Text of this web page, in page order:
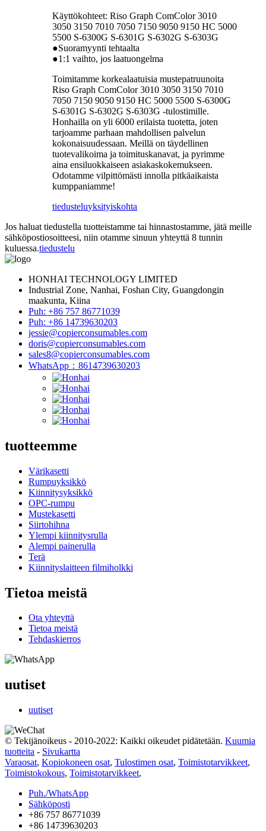
Käyttökohteet: Riso Graph ComColor 3010
3050 3150 7010 7050 7150 9050 9150 HC 5000
5500 S-6300G S-6301G S-6302G S-6303G
●Suoramyynti tehtaalta
●1:1 vaihto, jos laatuongelma
Toimitamme korkealaatuisia mustepatruunoita
Riso Graph ComColor 3010 3050 3150 7010
7050 7150 9050 9150 HC 5000 5500 S-6300G
S-6301G S-6302G S-6303G -tulostimille.
Honhailla on yli 6000 erilaista tuotetta, joten
tarjoamme parhaan mahdollisen palvelun
kokonaisuudessaan. Meillä on täydellinen
tuotevalikoima ja toimituskanavat, ja pyrimme
aina ensiluokkaiseen asiakaskokemukseen.
Odotamme vilpittömästi innolla pitkäaikaista
kumppaniamme!
tiedusteluyksityiskohta
Jos haluat tiedustella tuotteistamme tai hinnastostamme, jätä meille
sähköpostiosoitteesi, niin otamme sinuun yhteyttä 8 tunnin
kuluessa.tiedustelu
HONHAI TECHNOLOGY LIMITED
Industrial Zone, Nanhai, Foshan City, Guangdongin
maakunta, Kiina
Puh: +86 757 86771039
Puh: +86 14739630203
jessie@copierconsumables.com
doris@copierconsumables.com
sales8@copierconsumables.com
WhatsApp：8614739630203
tuotteemme
Värikasetti
Rumpuyksikkö
Kiinnitysyksikkö
OPC-rumpu
Mustekasetti
Siirtohihna
Ylempi kiinnitysrulla
Alempi painerulla
Terä
Kiinnityslaitteen filmiholkki
Tietoa meistä
Ota yhteyttä
Tietoa meistä
Tehdaskierros
uutiset
uutiset
© Tekijänoikeus - 2010-2022: Kaikki oikeudet pidätetään. Kuumia
tuotteita - Sivukartta
Varaosat, Kopiokoneen osat, Tulostimen osat, Toimistotarvikkeet,
Toimistokokous, Toimistotarvikkeet,
Puh./WhatsApp
Sähköposti
+86 757 86771039
+86 14739630203